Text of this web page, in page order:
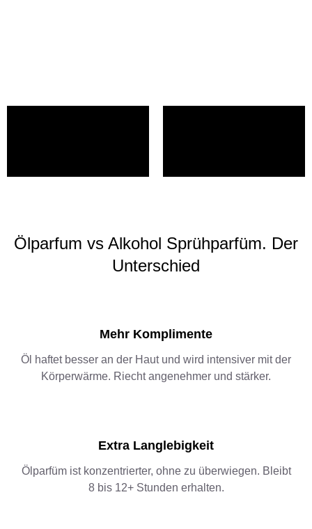
Ölparfum vs Alkohol Sprühparfüm. Der
Unterschied
Mehr Komplimente
Öl haftet besser an der Haut und wird intensiver mit der
Körperwärme. Riecht angenehmer und stärker.
Extra Langlebigkeit
Ölparfüm ist konzentrierter, ohne zu überwiegen. Bleibt
8 bis 12+ Stunden erhalten.